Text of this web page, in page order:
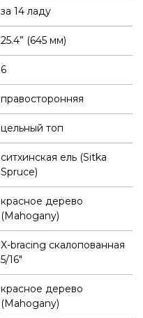
за 14 ладу
25.4” (645 мм)
6
правосторонняя
цельный топ
ситхинская ель (Sitka
Spruce)
красное дерево
(Mahogany)
X-bracing скалопованная
5/16"
красное дерево
(Mahogany)